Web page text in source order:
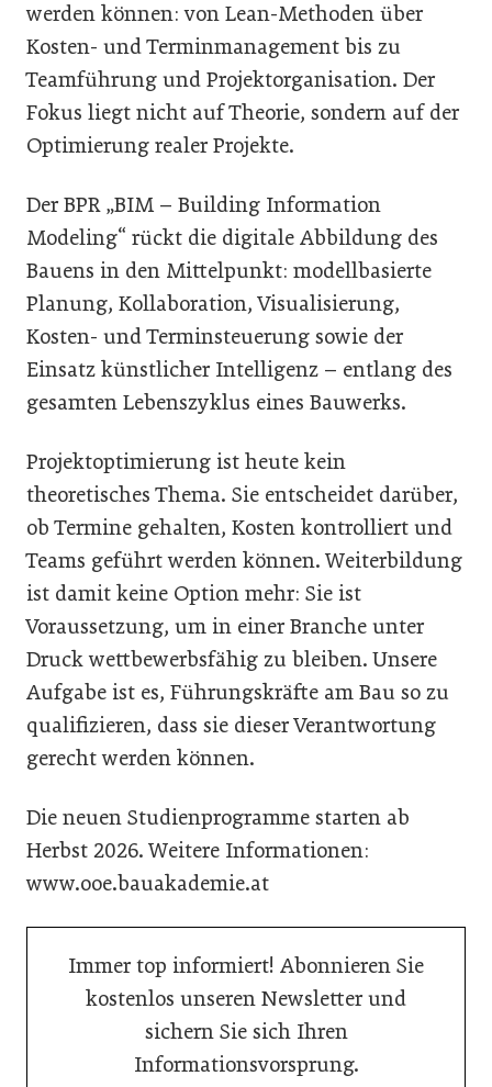
werden können: von Lean-Methoden über
Kosten- und Terminmanagement bis zu
Teamführung und Projektorganisation. Der
Fokus liegt nicht auf Theorie, sondern auf der
Optimierung realer Projekte.
Der BPR „BIM – Building Information
Modeling“ rückt die digitale Abbildung des
Bauens in den Mittelpunkt: modellbasierte
Planung, Kollaboration, Visualisierung,
Kosten- und Terminsteuerung sowie der
Einsatz künstlicher Intelligenz – entlang des
gesamten Lebenszyklus eines Bauwerks.
Projektoptimierung ist heute kein
theoretisches Thema. Sie entscheidet darüber,
ob Termine gehalten, Kosten kontrolliert und
Teams geführt werden können. Weiterbildung
ist damit keine Option mehr: Sie ist
Voraussetzung, um in einer Branche unter
Druck wettbewerbsfähig zu bleiben. Unsere
Aufgabe ist es, Führungskräfte am Bau so zu
qualifizieren, dass sie dieser Verantwortung
gerecht werden können.
Die neuen Studienprogramme starten ab
Herbst 2026. Weitere Informationen:
www.ooe.bauakademie.at
Immer top informiert! Abonnieren Sie
kostenlos unseren Newsletter und
sichern Sie sich Ihren
Informationsvorsprung.